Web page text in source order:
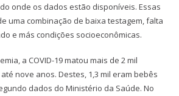
onde os dados estão disponíveis. Essas
uma combinação de baixa testagem, falta
e más condições socioeconômicas.
a COVID-19 matou mais de 2 mil
nove anos. Destes, 1,3 mil eram bebês
dados do Ministério da Saúde. No